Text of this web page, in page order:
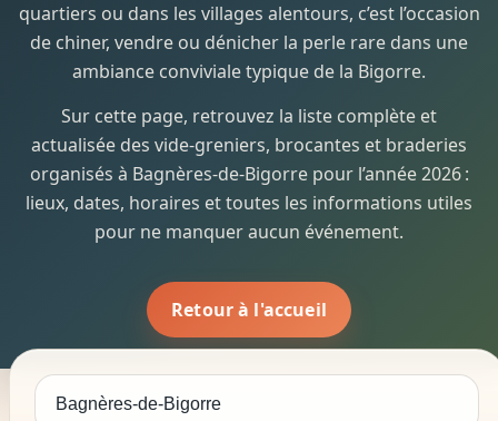
quartiers ou dans les villages alentours, c’est l’occasion
de chiner, vendre ou dénicher la perle rare dans une
ambiance conviviale typique de la Bigorre.
Sur cette page, retrouvez la liste complète et
actualisée des vide-greniers, brocantes et braderies
organisés à Bagnères-de-Bigorre pour l’année 2026 :
lieux, dates, horaires et toutes les informations utiles
pour ne manquer aucun événement.
Retour à l'accueil